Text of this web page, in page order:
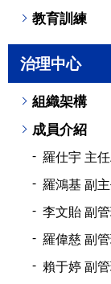
教育訓練
治理中心
組織架構
成員介紹
羅仕宇 主
羅鴻基 副
李文貽 副
羅偉慈 副
賴于婷 副